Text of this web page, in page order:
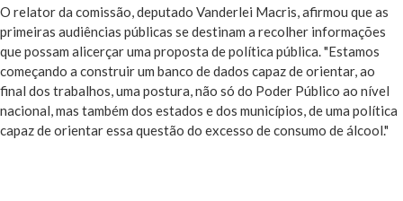
O relator da comissão, deputado Vanderlei Macris, afirmou que as
primeiras audiências públicas se destinam a recolher informações
que possam alicerçar uma proposta de política pública. "Estamos
começando a construir um banco de dados capaz de orientar, ao
final dos trabalhos, uma postura, não só do Poder Público ao nível
nacional, mas também dos estados e dos municípios, de uma política
capaz de orientar essa questão do excesso de consumo de álcool."